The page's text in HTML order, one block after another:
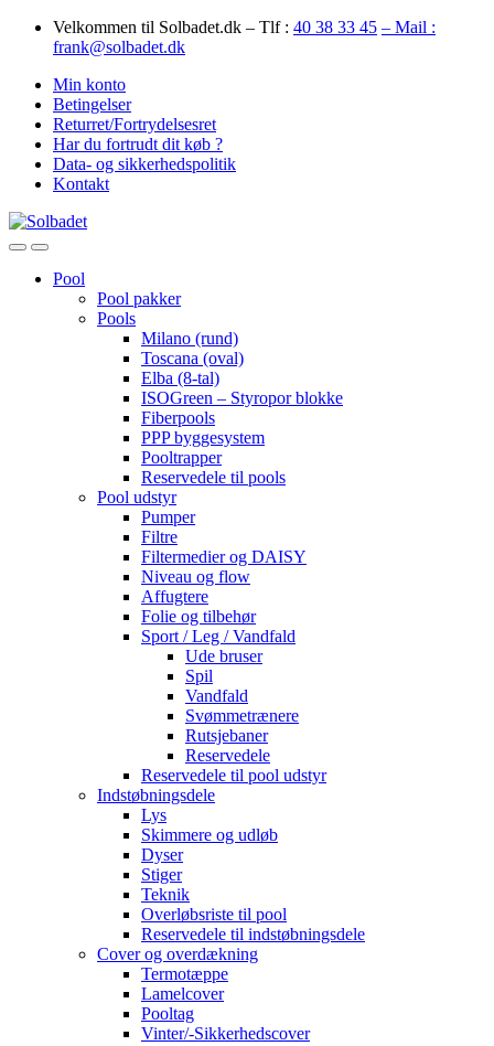
Skip
Skip
Velkommen til Solbadet.dk – Tlf : 40 38 33 45 – Mail :
frank@solbadet.dk
Min konto
Betingelser
Returret/Fortrydelsesret
Har du fortrudt dit køb ?
Data- og sikkerhedspolitik
Kontakt
OpenClose
Pool
Pool pakker
Pools
Milano (rund)
Toscana (oval)
Elba (8-tal)
ISOGreen – Styropor blokke
Fiberpools
PPP byggesystem
Pooltrapper
Reservedele til pools
Pool udstyr
Pumper
Filtre
Filtermedier og DAISY
Niveau og flow
Affugtere
Folie og tilbehør
Sport / Leg / Vandfald
Ude bruser
Spil
Vandfald
Svømmetrænere
Rutsjebaner
Reservedele
Reservedele til pool udstyr
Indstøbningsdele
Lys
Skimmere og udløb
Dyser
Stiger
Teknik
Overløbsriste til pool
Reservedele til indstøbningsdele
Cover og overdækning
Termotæppe
Lamelcover
Pooltag
Vinter/-Sikkerhedscover